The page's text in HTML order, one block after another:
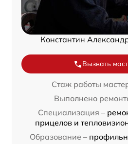
Константин
Вызвать
Стаж работы
Выполнено
Специализация –
прицелов и
Образование –